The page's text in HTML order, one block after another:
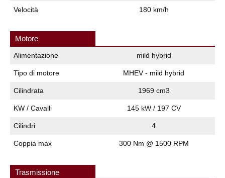
Velocità 180 km/h
Motore
Alimentazione mild hybrid
Tipo di motore MHEV - mild hybrid
Cilindrata 1969 cm3
KW / Cavalli 145 kW / 197 CV
Cilindri 4
Coppia max 300 Nm @ 1500 RPM
Trasmissione